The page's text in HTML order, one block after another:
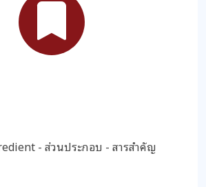
- ส่วนประกอบ - สารสำคัญ